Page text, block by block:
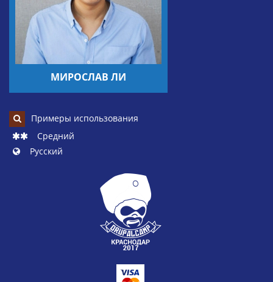
МИРОСЛАВ ЛИ
Примеры использования
Средний
Русский